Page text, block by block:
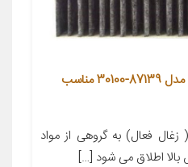
فیلتر کربن فعال کابین خودرو مدل 87139-30100 مناسب
فعال) به گروهی از مواد
اطلاق می شود […]